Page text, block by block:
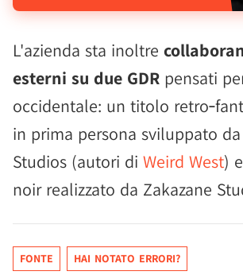
L'azienda sta inoltre
esterni su due GDR pensati
occidentale: un titolo
in prima persona sviluppato
Studios (autori di Weird West)
noir realizzato da Zakazane
FONTE HAI NOTATO ERRORI?